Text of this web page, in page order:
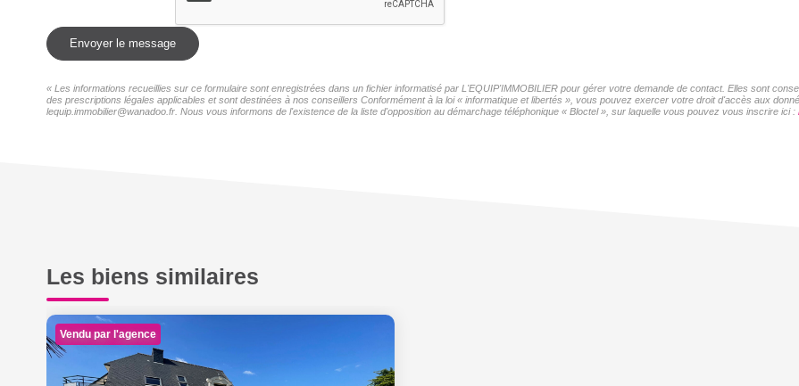
Envoyer le message
« Les informations recueillies sur ce formulaire sont enregistrées dans un fichier informatisé par L'EQUIP'IMMOBILIER pour gérer votre demande de contact. Elles sont
des prescriptions légales applicables et sont destinées à nos conseillers Conformément à la loi « informatique et libertés », vous pouvez exercer votre droit d'accès aux
lequip.immobilier@wanadoo.fr. Nous vous informons de l'existence de la liste d'opposition au démarchage téléphonique « Bloctel », sur laquelle vous pouvez vous inscrire ici :
Les biens similaires
Vendu par l'agence